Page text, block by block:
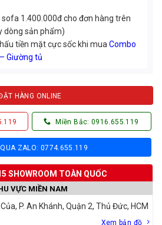
1.400.000đ cho đơn hàng trên
dòng sản phẩm)
tiền mặt cực sốc khi muaCombo
Giường tủ
HÀNG ONLINE
Miền Bắc: 0916.655.119
ZALO: 0774.655.119
SHOWROOM TOÀN QUỐC
VỰC MIỀN NAM
P. An Khánh, Quận 2, Thủ Đức, HCM
Xem bản đồ